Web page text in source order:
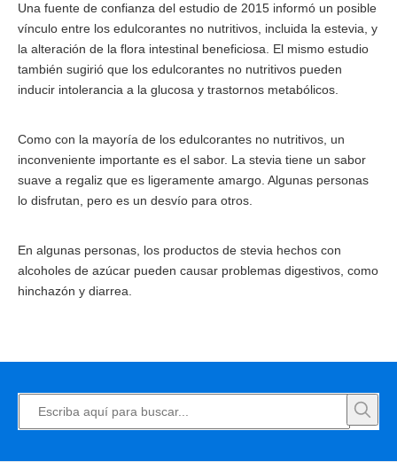
Una fuente de confianza del estudio de 2015 informó un posible
vínculo entre los edulcorantes no nutritivos, incluida la estevia, y
la alteración de la flora intestinal beneficiosa. El mismo estudio
también sugirió que los edulcorantes no nutritivos pueden
inducir intolerancia a la glucosa y trastornos metabólicos.
Como con la mayoría de los edulcorantes no nutritivos, un
inconveniente importante es el sabor. La stevia tiene un sabor
suave a regaliz que es ligeramente amargo. Algunas personas
lo disfrutan, pero es un desvío para otros.
En algunas personas, los productos de stevia hechos con
alcoholes de azúcar pueden causar problemas digestivos, como
hinchazón y diarrea.